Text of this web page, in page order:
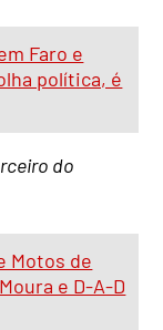
Faro e
política, é
do
Motos de
e D-A-D